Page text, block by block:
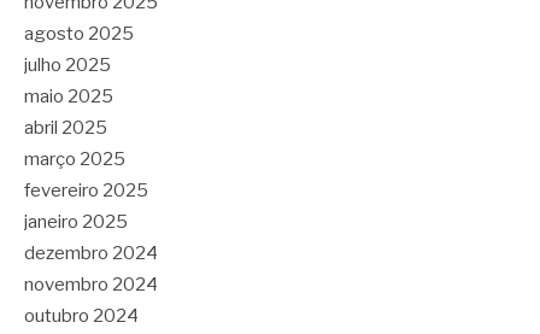
agosto 2025
julho 2025
maio 2025
abril 2025
março 2025
fevereiro 2025
janeiro 2025
dezembro 2024
novembro 2024
outubro 2024